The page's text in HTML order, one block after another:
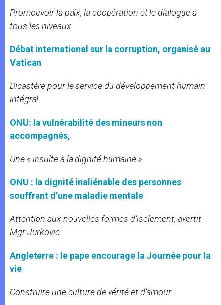
Promouvoir la paix, la coopération et le dialogue à
tous les niveaux
Débat international sur la corruption, organisé au
Vatican
Dicastère pour le service du développement humain
intégral
ONU: la vulnérabilité des mineurs non
accompagnés,
Une « insulte à la dignité humaine »
ONU : la dignité inaliénable des personnes
souffrant d’une maladie mentale
Attention aux nouvelles formes d’isolement, avertit
Mgr Jurkovic
Angleterre : le pape encourage la Journée pour la
vie
Construire une culture de vérité et d’amour